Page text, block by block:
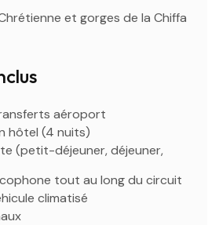
et gorges de la Chiffa
aéroport
hôtel (4 nuits)
(petit-déjeuner, déjeuner,
tout au long du circuit
climatisé